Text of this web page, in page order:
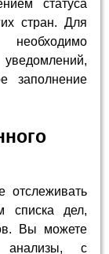
статуса
стран. Для
заполнение
отслеживать
списка дел,
Вы можете
анализы, с